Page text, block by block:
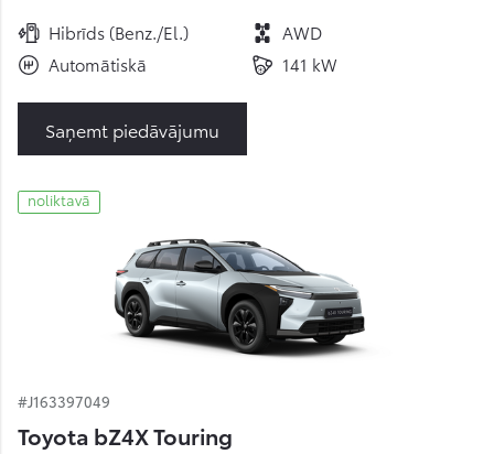
Hibrīds (Benz./El.)
AWD
Automātiskā
141 kW
Saņemt piedāvājumu
noliktavā
#J163397049
Toyota bZ4X Touring